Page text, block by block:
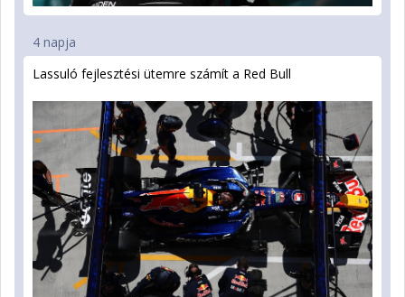
4 napja
Lassuló fejlesztési ütemre számít a Red Bull